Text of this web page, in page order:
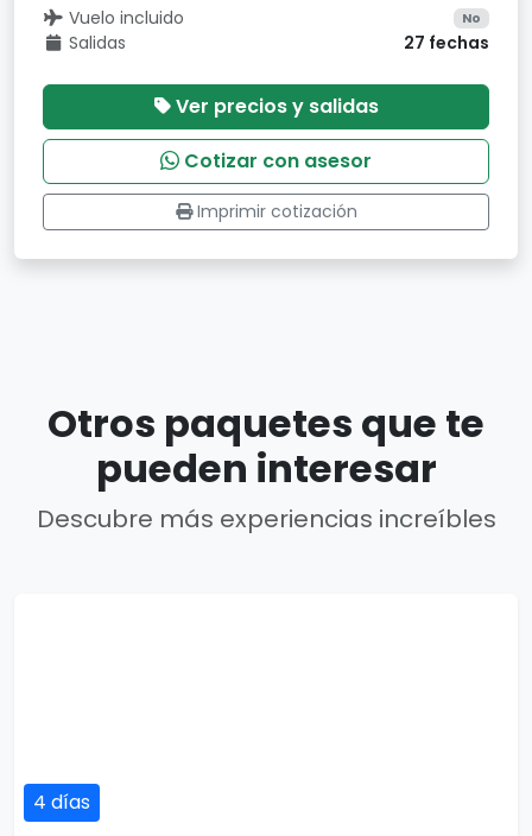
Vuelo incluido No
Salidas 27 fechas
Ver precios y salidas
Cotizar con asesor
Imprimir cotización
Otros paquetes que te
pueden interesar
Descubre más experiencias increíbles
por persona